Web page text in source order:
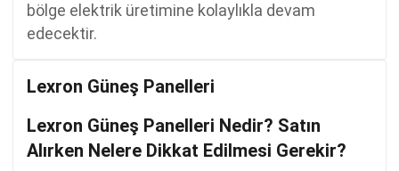
bölge elektrik üretimine kolaylıkla devam
edecektir.
Lexron Güneş Panelleri
Lexron Güneş Panelleri Nedir? Satın
Alırken Nelere Dikkat Edilmesi Gerekir?